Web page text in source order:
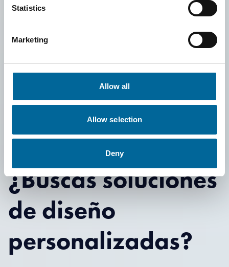
Statistics
Marketing
Allow all
Allow selection
Deny
¿Buscas soluciones
de diseño
personalizadas?